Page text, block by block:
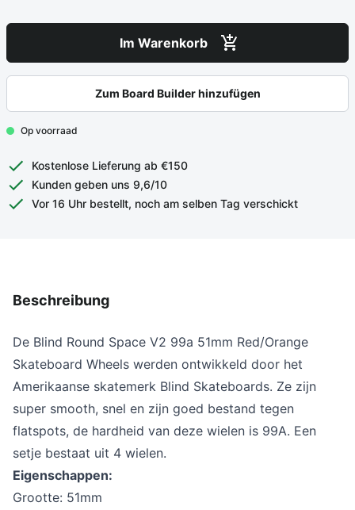
Im Warenkorb
Zum Board Builder hinzufügen
Op voorraad
Kostenlose Lieferung ab €150
Kunden geben uns 9,6/10
Vor 16 Uhr bestellt, noch am selben Tag verschickt
Beschreibung
De Blind Round Space V2 99a 51mm Red/Orange
Skateboard Wheels werden ontwikkeld door het
Amerikaanse skatemerk Blind Skateboards. Ze zijn
super smooth, snel en zijn goed bestand tegen
flatspots, de hardheid van deze wielen is 99A. Een
setje bestaat uit 4 wielen.
Eigenschappen:
Grootte: 51mm